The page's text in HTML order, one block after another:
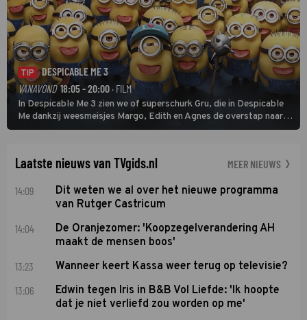
TIP
DESPICABLE ME 3
VANAVOND 18:05 - 20:00· FILM
In Despicable Me 3 zien we of superschurk Gru, die in Despicable
Me dankzij weesmeisjes Margo, Edith en Agnes de overstap naar
het rechte pad maakte, ook op dat pad weet te blijven.
Laatste nieuws van TVgids.nl MEER NIEUWS
14:09
Dit weten we al over het nieuwe programma
van Rutger Castricum
14:04
De Oranjezomer: 'Koopzegelverandering AH
maakt de mensen boos'
13:23 Wanneer keert Kassa weer terug op televisie?
13:06
Edwin tegen Iris in B&B Vol Liefde: 'Ik hoopte
dat je niet verliefd zou worden op me'